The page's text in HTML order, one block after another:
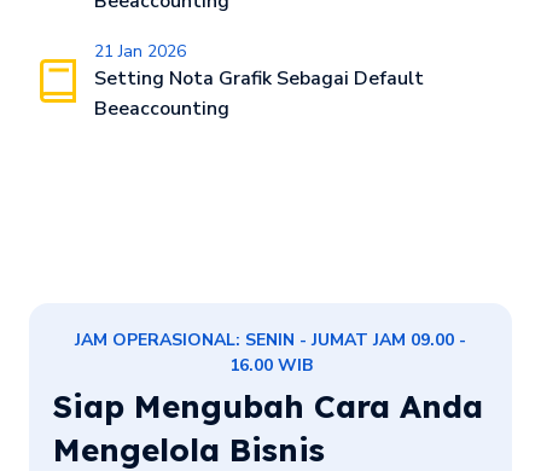
21 Jan 2026
Setting Nota Grafik Sebagai Default
Beeaccounting
JAM OPERASIONAL: SENIN - JUMAT JAM 09.00 -
16.00 WIB
Siap Mengubah Cara Anda
Mengelola Bisnis